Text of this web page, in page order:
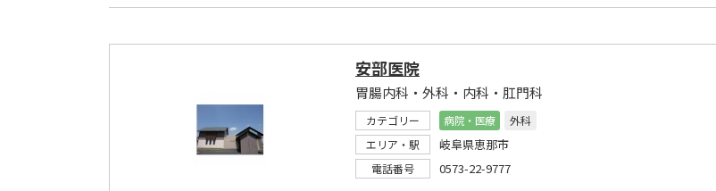
安部医院
胃腸内科・外科・内科・肛門科
カテゴリー 病院・医療
外科
エリア・駅
岐阜県恵那市
電話番号 0573-22-9777